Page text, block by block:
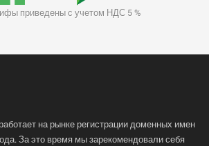
приведены с учетом НДС 5 %
на рынке регистрации доменных имен
За это время мы зарекомендовали себя